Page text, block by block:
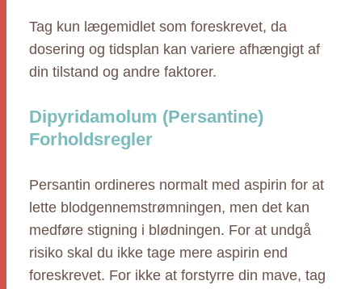
Tag kun lægemidlet som foreskrevet, da
dosering og tidsplan kan variere afhængigt af
din tilstand og andre faktorer.
Dipyridamolum (Persantine)
Forholdsregler
Persantin ordineres normalt med aspirin for at
lette blodgennemstrømningen, men det kan
medføre stigning i blødningen. For at undgå
risiko skal du ikke tage mere aspirin end
foreskrevet. For ikke at forstyrre din mave, tag